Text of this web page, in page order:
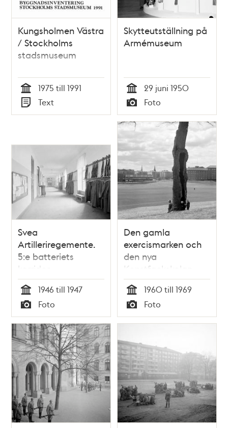
Kungsholmen Västra
/ Stockholms
stadsmuseum
Tid
1975 till 1991
Typ
Text
Skytteutställning på
Armémuseum
Tid
29 juni 1950
Typ
Foto
Svea
Artilleriregemente.
5:e batteriets
korridor
Tid
1946 till 1947
Typ
Foto
Den gamla
exercismarken och
den nya
Konstfackskolan.
Tornen på Oscars
kyrka och Gustav
Adolfs kyrka i
fonden
Tid
1960 till 1969
Typ
Foto